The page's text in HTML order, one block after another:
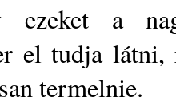
ezeket a
el tudja látni,
termelnie.